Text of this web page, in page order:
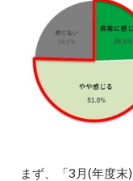
まず、「3月(年度末